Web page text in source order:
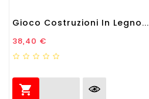
Gioco Costruzioni In Legno...
Prezzo
38,40 €
